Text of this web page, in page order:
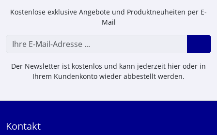
Kostenlose exklusive Angebote und Produktneuheiten per E-
Mail
Der Newsletter ist kostenlos und kann jederzeit hier oder in
Ihrem Kundenkonto wieder abbestellt werden.
Kontakt